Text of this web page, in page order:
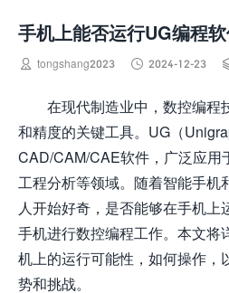
手机上能否运行UG编程
 tongshang2023  2024-12-23
在现代制造业中，数控编程
和精度的关键工具。UG（
CAD/CAM/CAE软件，广泛应用
工程分析等领域。随着智能手机
人开始好奇，是否能够在手机上
手机进行数控编程工作。本文将
机上的运行可能性，如何操作，
势和挑战。